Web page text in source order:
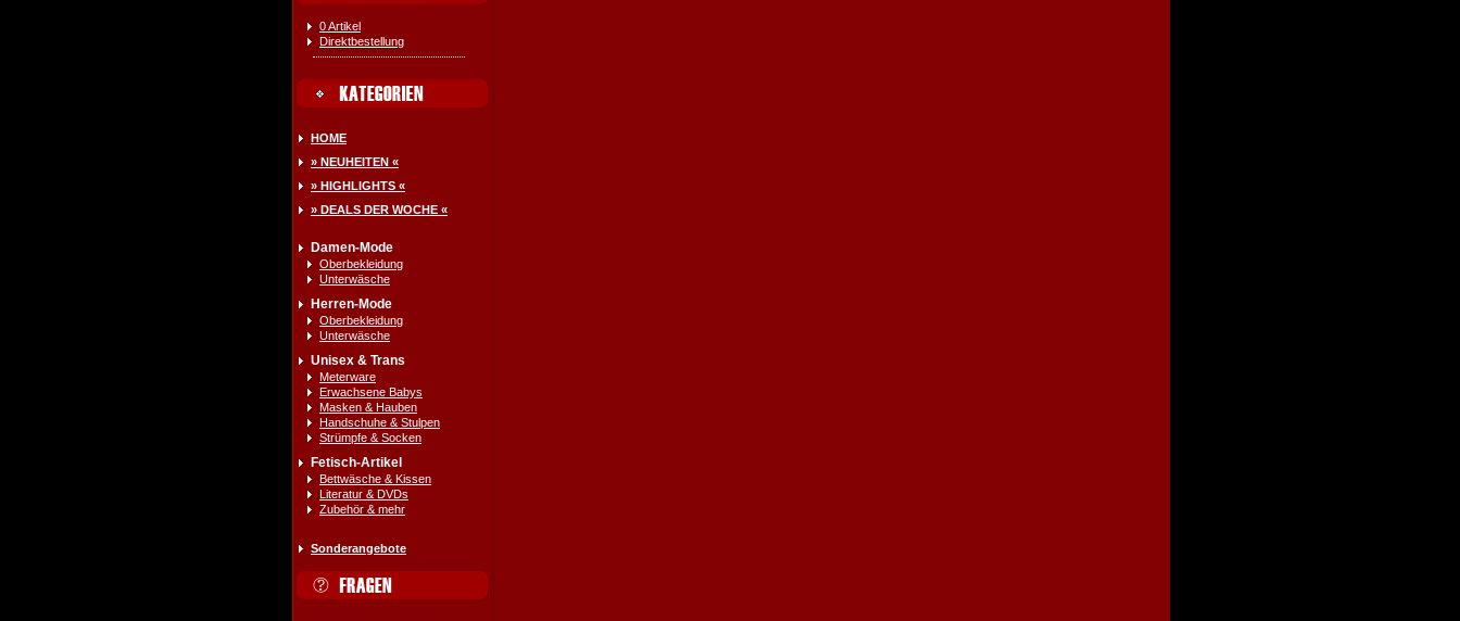
0 Artikel
Direktbestellung
HOME
» NEUHEITEN «
» HIGHLIGHTS «
» DEALS DER WOCHE «
Damen-Mode
Oberbekleidung
Unterwäsche
Herren-Mode
Oberbekleidung
Unterwäsche
Unisex & Trans
Meterware
Erwachsene Babys
Masken & Hauben
Handschuhe & Stulpen
Strümpfe & Socken
Fetisch-Artikel
Bettwäsche & Kissen
Literatur & DVDs
Zubehör & mehr
Sonderangebote